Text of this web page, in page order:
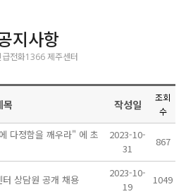
지사항
급전화1366 제주센터
목 작성일
조회
수
다정함을 깨우라" 에 초
2023-10-
31
867
상담원 공개 채용
2023-10-
19
1049